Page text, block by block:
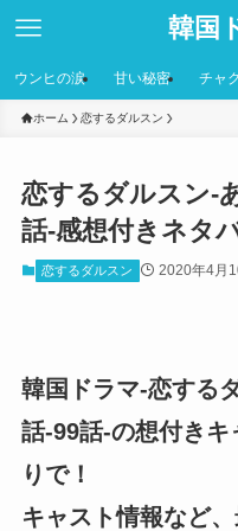
韓国
ウンヒの涙 甘い秘密 チャ
ホーム 恋するダルスン
恋するダルスン-
話-感想付きネタ
恋するダルスン 2020年4月
韓国ドラマ-恋する
話-99話-の想付き
りで！
キャスト情報など